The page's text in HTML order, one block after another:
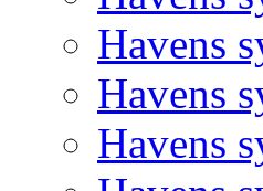
Havens
Havens
Havens